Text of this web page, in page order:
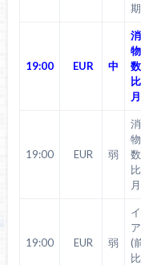
19:00 EUR 中
19:00 EUR 弱
19:00 EUR 弱
(